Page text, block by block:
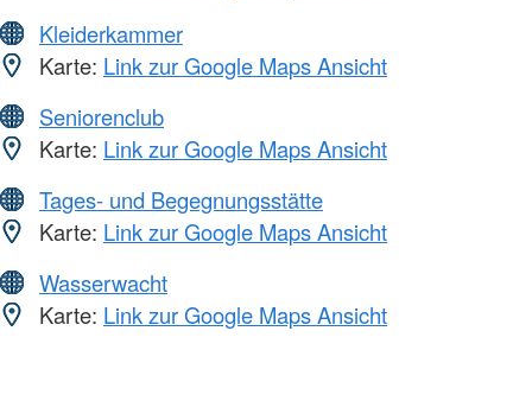
Kleiderkammer
Karte: Link zur Google Maps Ansicht
Seniorenclub
Karte: Link zur Google Maps Ansicht
Tages- und Begegnungsstätte
Karte: Link zur Google Maps Ansicht
Wasserwacht
Karte: Link zur Google Maps Ansicht